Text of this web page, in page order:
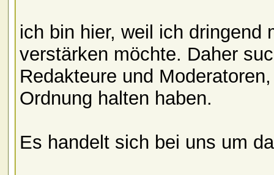
ich bin hier, weil ich dringend
verstärken möchte. Daher
Redakteure und
Ordnung halten haben.
Es handelt sich bei uns um